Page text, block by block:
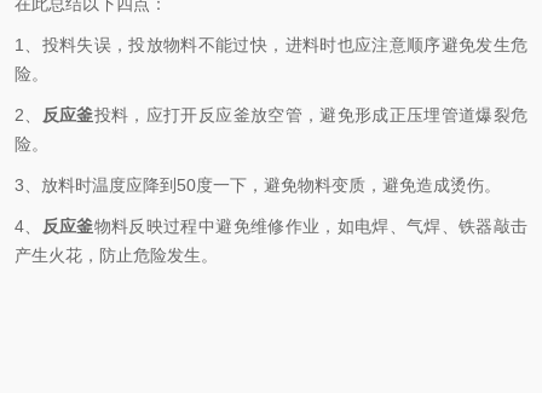
1、投料失误，投放物料不能过快，进料时也应注意顺序避免发生危
险。
2、 反应釜投料，应打开反应釜放空管，避免形成正压埋管道爆裂危
险。
3、放料时温度应降到50度一下，避免物料变质，避免造成烫伤。
4、 反应釜物料反映过程中避免维修作业，如电焊、气焊、铁器敲击
产生火花，防止危险发生。